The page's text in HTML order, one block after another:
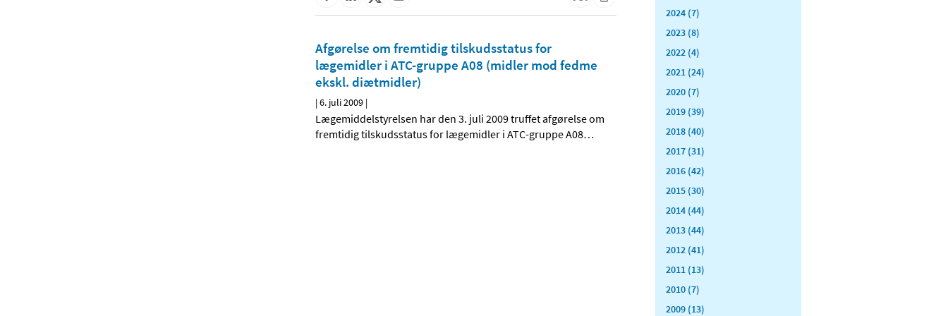
Afgørelse om fremtidig tilskudsstatus for
lægemidler i ATC-gruppe A08 (midler mod fedme
ekskl. diætmidler)
|6. juli 2009 |
Lægemiddelstyrelsen har den 3. juli 2009 truffet afgørelse om
fremtidig tilskudsstatus for lægemidler i ATC-gruppe A08…
2024 (7)
2023 (8)
2022 (4)
2021 (24)
2020 (7)
2019 (39)
2018 (40)
2017 (31)
2016 (42)
2015 (30)
2014 (44)
2013 (44)
2012 (41)
2011 (13)
2010 (7)
2009 (13)